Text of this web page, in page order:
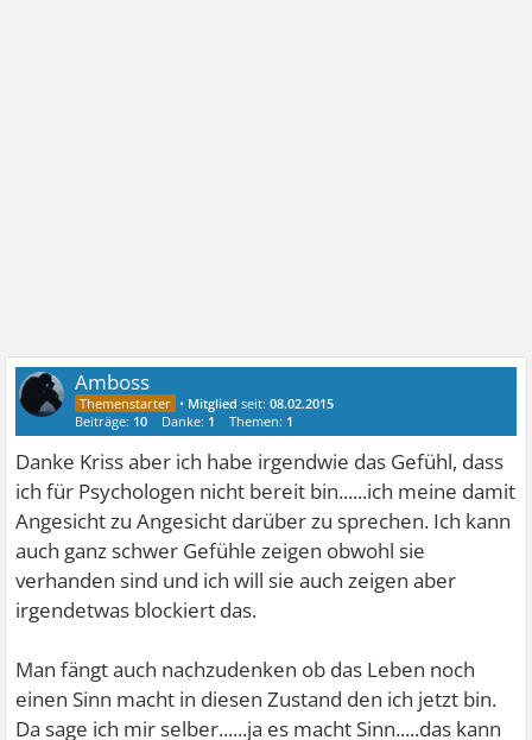
Amboss
• Mitglied seit:08.02.2015
Beiträge: 10 Danke: 1 Themen: 1
Danke Kriss aber ich habe irgendwie das Gefühl, dass
ich für Psychologen nicht bereit bin......ich meine damit
Angesicht zu Angesicht darüber zu sprechen. Ich kann
auch ganz schwer Gefühle zeigen obwohl sie
verhanden sind und ich will sie auch zeigen aber
irgendetwas blockiert das.
Man fängt auch nachzudenken ob das Leben noch
einen Sinn macht in diesen Zustand den ich jetzt bin.
Da sage ich mir selber......ja es macht Sinn.....das kann